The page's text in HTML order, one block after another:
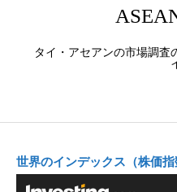
タイ・アセアンの市場調
世界のインデックス（株価指